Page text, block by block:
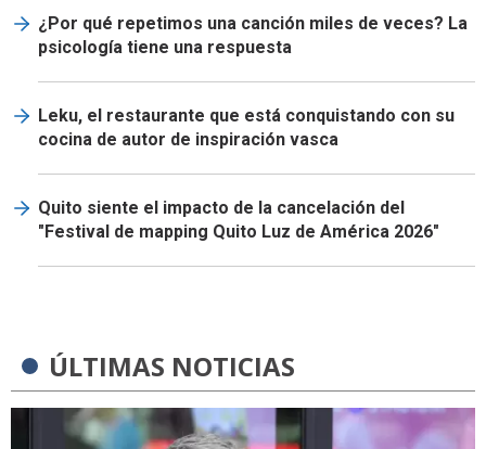
¿Por qué repetimos una canción miles de veces? La
psicología tiene una respuesta
Leku, el restaurante que está conquistando con su
cocina de autor de inspiración vasca
Quito siente el impacto de la cancelación del
"Festival de mapping Quito Luz de América 2026"
ÚLTIMAS NOTICIAS